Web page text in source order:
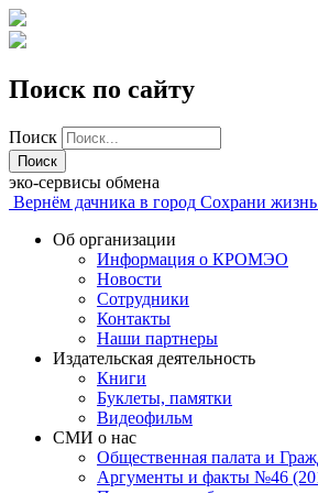
Поиск по сайту
Поиск
эко-сервисы обмена
Вернём дачника в город Сохрани
Об организации
Информация о КРОМЭО
Новости
Сотрудники
Контакты
Наши партнеры
Издательская деятельность
Книги
Буклеты, памятки
Видеофильм
СМИ о нас
Общественная палата и
Аргументы и факты №46